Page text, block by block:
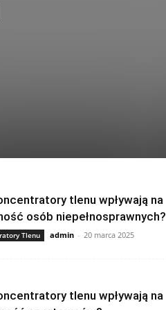
tlenu wpływają na
osób niepełnosprawnych?
Tlenu admin - 20 marca 2025
tlenu wpływają na